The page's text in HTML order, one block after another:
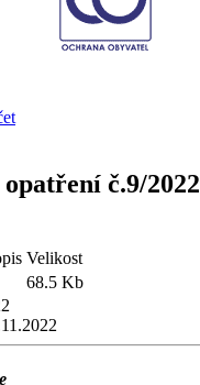
č.9/2022
Velikost
68.5 Kb